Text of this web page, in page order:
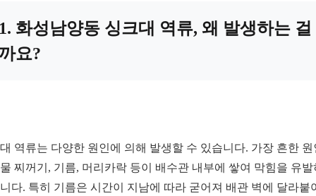
화성남양동 싱크대 역류, 왜 발생하는 걸
요?
역류는 다양한 원인에 의해 발생할 수 있습니다. 가장 흔한 원
찌꺼기, 기름, 머리카락 등이 배수관 내부에 쌓여 막힘을 유발
다. 특히 기름은 시간이 지남에 따라 굳어져 배관 벽에 달라붙